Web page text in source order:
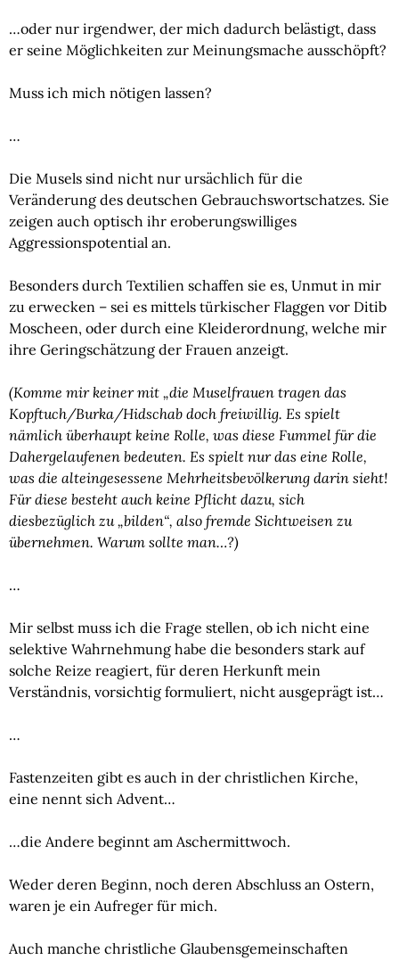
…oder nur irgendwer, der mich dadurch belästigt, dass
er seine Möglichkeiten zur Meinungsmache ausschöpft?
Muss ich mich nötigen lassen?
…
Die Musels sind nicht nur ursächlich für die
Veränderung des deutschen Gebrauchswortschatzes. Sie
zeigen auch optisch ihr eroberungswilliges
Aggressionspotential an.
Besonders durch Textilien schaffen sie es, Unmut in mir
zu erwecken – sei es mittels türkischer Flaggen vor Ditib
Moscheen, oder durch eine Kleiderordnung, welche mir
ihre Geringschätzung der Frauen anzeigt.
(Komme mir keiner mit „die Muselfrauen tragen das
Kopftuch/Burka/Hidschab doch freiwillig. Es spielt
nämlich überhaupt keine Rolle, was diese Fummel für die
Dahergelaufenen bedeuten. Es spielt nur das eine Rolle,
was die alteingesessene Mehrheitsbevölkerung darin sieht!
Für diese besteht auch keine Pflicht dazu, sich
diesbezüglich zu „bilden“, also fremde Sichtweisen zu
übernehmen. Warum sollte man…?)
…
Mir selbst muss ich die Frage stellen, ob ich nicht eine
selektive Wahrnehmung habe die besonders stark auf
solche Reize reagiert, für deren Herkunft mein
Verständnis, vorsichtig formuliert, nicht ausgeprägt ist…
…
Fastenzeiten gibt es auch in der christlichen Kirche,
eine nennt sich Advent…
…die Andere beginnt am Aschermittwoch.
Weder deren Beginn, noch deren Abschluss an Ostern,
waren je ein Aufreger für mich.
Auch manche christliche Glaubensgemeinschaften